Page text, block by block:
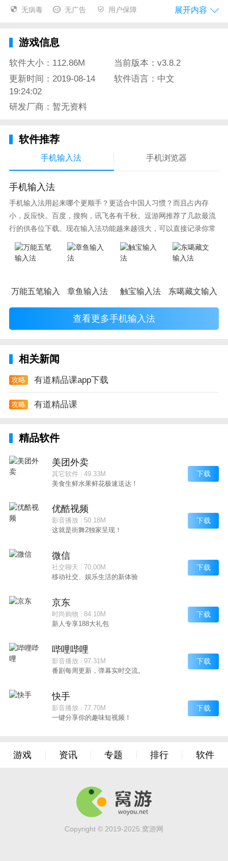
-钟平老师领衔名师团，学霸速成班！
-17年教龄名师，高考知识点总结！
【初中、小学、少儿-在线学习，作业辅导】
初中数学、英语、语文、物理、化学学习辅导，中考必
备！
少儿英语、阅读、美术等课程学习。
【四六级-真题，单词，听力，口语，阅读，写作】
-背单词：四六级核心英语单词速记！
-练真题：新版四六级考试真题解析！
-听名师：赵建昆，新东方20年功勋教师；曲根：原新
【语言学习-单词，口语，听力】
说英语！
-英语、日语、韩语、法语等语言学习课程。
-考研英语、考研政治、考研数学在线学习、真题讲
会计、教师资格证、公务员、托福、雅思、专四专八等
有道精品课app测评
1、伴学上线去跟拍功能~支持录制短视频完成朗读、背
诵任务~
无病毒 无广告 用户保障 展开内容
游戏信息
软件大小：112.86M
当前版本：v3.8.2
更新时间：2019-08-14
19:24:02
软件语言：中文
研发厂商：暂无资料
软件推荐
手机输入法 手机浏览器
手机输入法
手机输入法用起来哪个更顺手？更适合中国人习惯？而且占内存
小，反应快。百度，搜狗，讯飞各有千秋。逗游网推荐了几款最流
行的供各位下载。现在输入法功能越来越强大，可以直接记录你常
使用的词语，并且还有各种新鲜好玩的表情，一款好的输入法直接
影响到你的打字速度哦。
万能五笔输入法章鱼输入法 触宝输入法 东噶藏文输入法
查看更多手机输入法
相关新闻
攻略 有道精品课app下载
攻略 有道精品课
精品软件
美团外卖
其它软件| 49.33M
美食生鲜水果鲜花极速送达！
下载
优酷视频
影音播放
50.18M
这就是街舞2独家呈现！
下载
微信
社交聊天
70.00M
移动社交、娱乐生活的新体验
下载
京东
时尚购物
84.10M
新人专享188大礼包
下载
哔哩哔哩
影音播放
97.31M
番剧每周更新，弹幕实时交流。
下载
快手
影音播放
77.70M
一键分享你的趣味短视频！
下载
游戏 资讯 专题 排行 软件
Copyright © 2019-2025.窝游网